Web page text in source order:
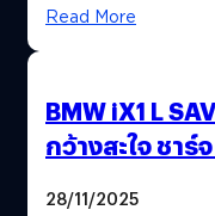
Read More
BMW iX1 L
กว้างสะใจ ชาร์
28/11/2025